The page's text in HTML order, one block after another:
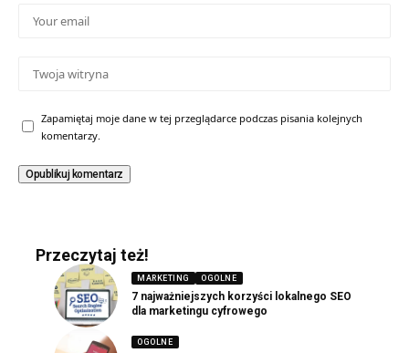
Zapamiętaj moje dane w tej przeglądarce podczas pisania kolejnych
komentarzy.
Przeczytaj też!
MARKETING OGOLNE
7 najważniejszych korzyści lokalnego SEO
dla marketingu cyfrowego
OGOLNE